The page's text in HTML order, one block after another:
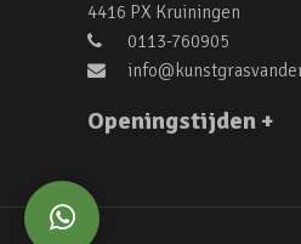
4416 PX Kruiningen
0113-760905
Openingstijden +